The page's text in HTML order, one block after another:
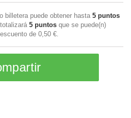
billetera puede obtener hasta 5 puntos
5 puntos que se puede(n)
de 0,50 €.